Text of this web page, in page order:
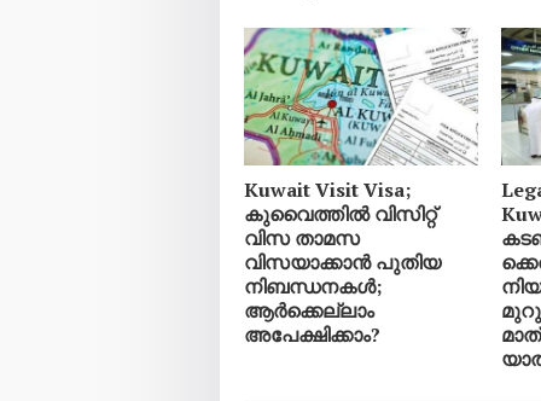
Kuwait Visit Visa;
കുവൈത്തിൽ വിസിറ്റ്
വിസ താമസ
വിസയാക്കാൻ പുതിയ
നിബന്ധനകൾ;
ആർക്കെല്ലാം
അപേക്ഷിക്കാം?